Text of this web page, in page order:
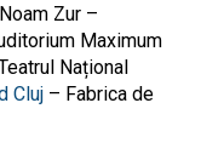
Zur –
Maximum
Național
Cluj – Fabrica de